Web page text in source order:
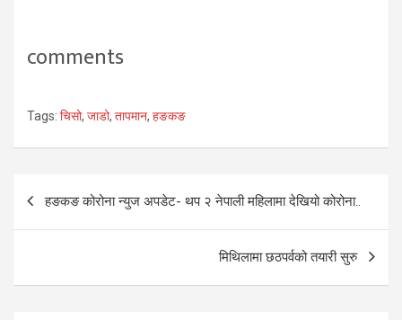
comments
Tags: चिसो, जाडो, तापमान, हङकङ
Post
navigation
हङकङ कोरोना न्युज अपडेट- थप २ नेपाली महिलामा देखियो कोरोना..
मिथिलामा छठपर्वको तयारी सुरु